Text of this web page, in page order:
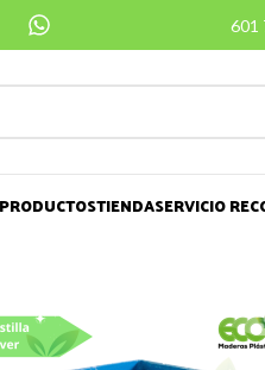
601
PRODUCTOSTIENDASERVICIO